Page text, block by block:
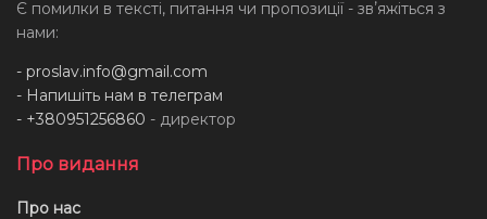
Є помилки в тексті, питання чи пропозиції - звʼяжіться з
нами:
- proslav.info@gmail.com
- Напишіть нам в телеграм
- +380951256860 - директор
Про видання
Про нас